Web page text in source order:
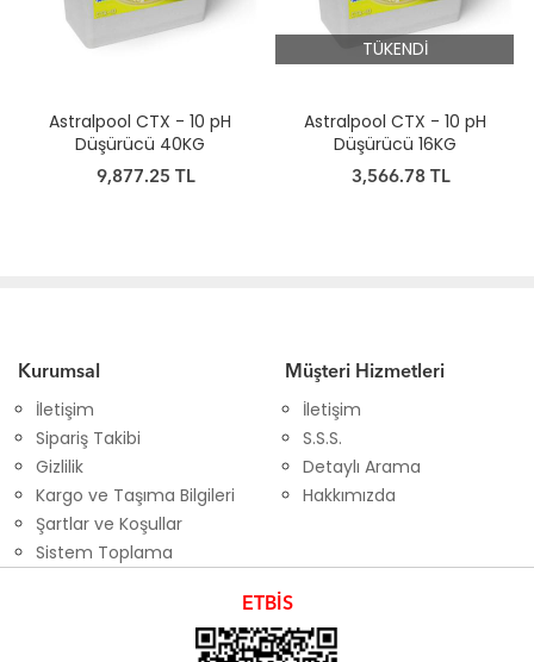
Astralpool CTX - 10 pH
Düşürücü 40KG
9,877.25 TL
TÜKENDİ
Astralpool CTX - 10 pH
Düşürücü 16KG
3,566.78 TL
Kurumsal
İletişim
Sipariş Takibi
Gizlilik
Kargo ve Taşıma Bilgileri
Şartlar ve Koşullar
Sistem Toplama
Müşteri Hizmetleri
İletişim
S.S.S.
Detaylı Arama
Hakkımızda
ETBİS